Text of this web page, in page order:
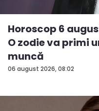
06 august 2026, 08:02
Horoscop 6
O zodie va primi
muncă